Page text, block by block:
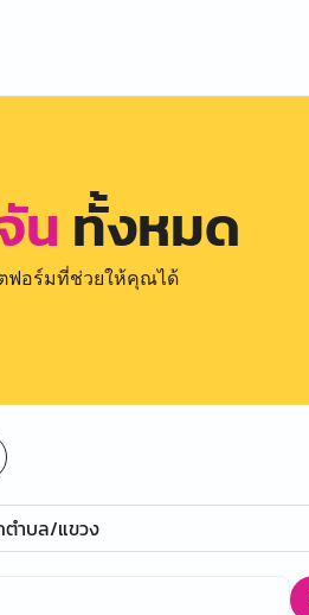
น ทั้งหมด
ฟอร์มที่ช่วยให้คุณได้
ตำบล/แขวง